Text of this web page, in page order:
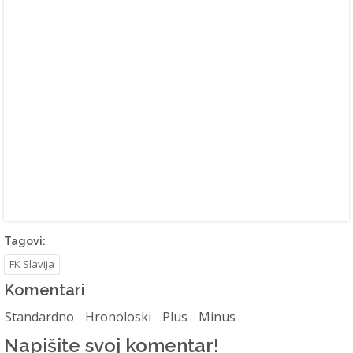
Tagovi:
FK Slavija
Komentari
Standardno Hronoloski Plus Minus
Napišite svoj komentar!